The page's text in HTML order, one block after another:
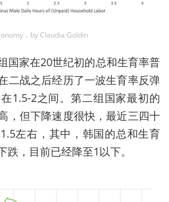
，by Claudia Goldin
国家在20世纪初的总和生育率普
二战之后经历了一波生育率反弹
1.5-2之间。第二组国家最初的
，但下降速度很快，最近三四十
左右，其中，韩国的总和生育
跌，目前已经降至1以下。